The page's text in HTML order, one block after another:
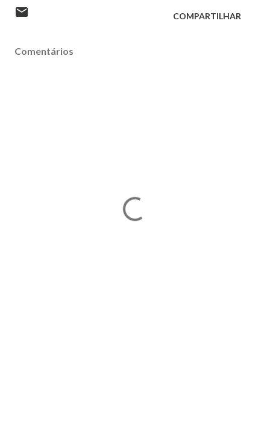
COMPARTILHAR
Comentários